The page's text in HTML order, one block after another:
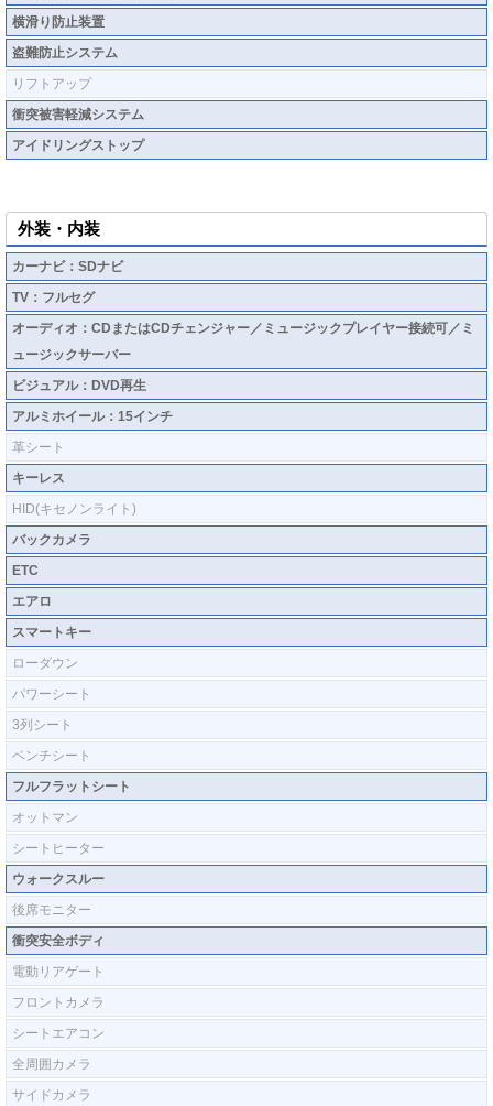
横滑り防止装置
盗難防止システム
リフトアップ
衝突被害軽減システム
アイドリングストップ
外装・内装
カーナビ：SDナビ
TV：フルセグ
オーディオ：CDまたはCDチェンジャー／ミュージックプレイヤー接続可／ミ
ュージックサーバー
ビジュアル：DVD再生
アルミホイール：15インチ
革シート
キーレス
HID(キセノンライト)
バックカメラ
ETC
エアロ
スマートキー
ローダウン
パワーシート
3列シート
ベンチシート
フルフラットシート
オットマン
シートヒーター
ウォークスルー
後席モニター
衝突安全ボディ
電動リアゲート
フロントカメラ
シートエアコン
全周囲カメラ
サイドカメラ